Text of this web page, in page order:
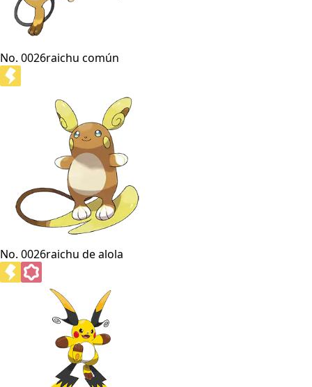
No. 0026raichu común
No. 0026raichu de alola